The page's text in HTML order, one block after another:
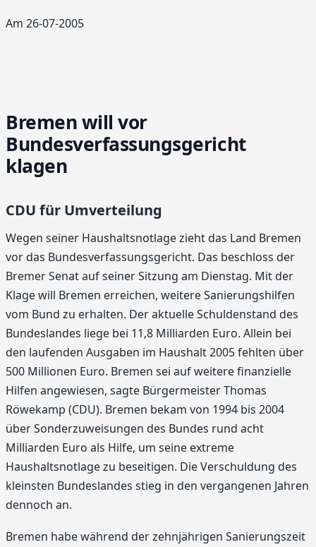
Am 26-07-2005
Bremen will vor
Bundesverfassungsgericht
klagen
CDU für Umverteilung
Wegen seiner Haushaltsnotlage zieht das Land Bremen
vor das Bundesverfassungsgericht. Das beschloss der
Bremer Senat auf seiner Sitzung am Dienstag. Mit der
Klage will Bremen erreichen, weitere Sanierungshilfen
vom Bund zu erhalten. Der aktuelle Schuldenstand des
Bundeslandes liege bei 11,8 Milliarden Euro. Allein bei
den laufenden Ausgaben im Haushalt 2005 fehlten über
500 Millionen Euro. Bremen sei auf weitere finanzielle
Hilfen angewiesen, sagte Bürgermeister Thomas
Röwekamp (CDU). Bremen bekam von 1994 bis 2004
über Sonderzuweisungen des Bundes rund acht
Milliarden Euro als Hilfe, um seine extreme
Haushaltsnotlage zu beseitigen. Die Verschuldung des
kleinsten Bundeslandes stieg in den vergangenen Jahren
dennoch an.
Bremen habe während der zehnjährigen Sanierungszeit